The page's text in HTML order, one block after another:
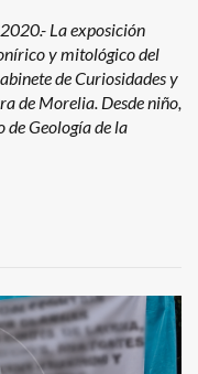
La exposición
y mitológico del
de Curiosidades y
de Morelia. Desde niño,
de Geología de la